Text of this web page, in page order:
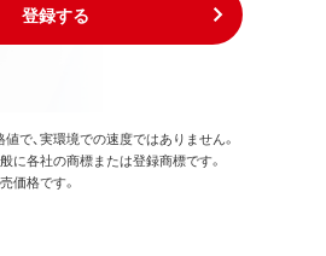
登録する
で、実環境での速度ではありません。
に各社の商標または登録商標です。
価格です。